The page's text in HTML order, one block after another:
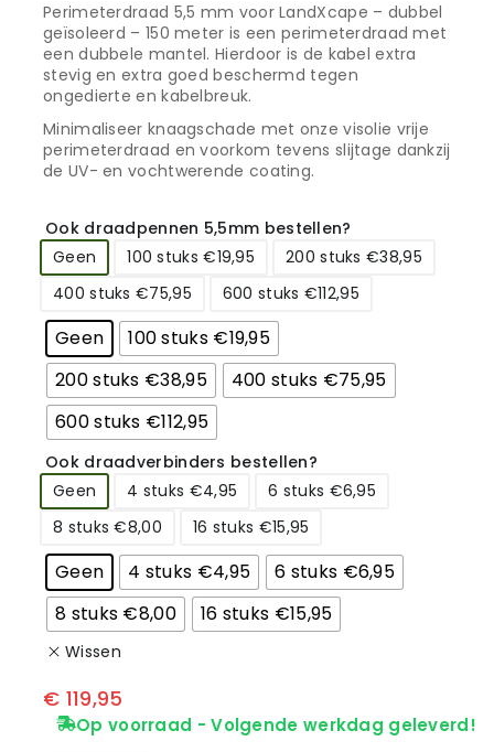
Perimeterdraad 5,5 mm voor LandXcape – dubbel
geïsoleerd – 150 meter is een perimeterdraad met
een dubbele mantel. Hierdoor is de kabel extra
stevig en extra goed beschermd tegen
ongedierte en kabelbreuk.
Minimaliseer knaagschade met onze visolie vrije
perimeterdraad en voorkom tevens slijtage dankzij
de UV- en vochtwerende coating.
Ook draadpennen 5,5mm bestellen?
Geen
100 stuks €19,95
200 stuks €38,95
400 stuks €75,95
600 stuks €112,95
Geen
100 stuks €19,95
200 stuks €38,95
400 stuks €75,95
600 stuks €112,95
Ook draadverbinders bestellen?
Geen
4 stuks €4,95
6 stuks €6,95
8 stuks €8,00
16 stuks €15,95
Geen 4 stuks €4,95
6 stuks €6,95
8 stuks €8,00
16 stuks €15,95
Wissen
€ 119,95
Op voorraad - Volgende werkdag geleverd!